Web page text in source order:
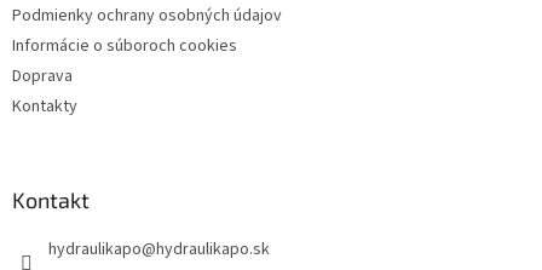
Podmienky ochrany osobných údajov
Informácie o súboroch cookies
Doprava
Kontakty
Kontakt
hydraulikapo@hydraulikapo.sk